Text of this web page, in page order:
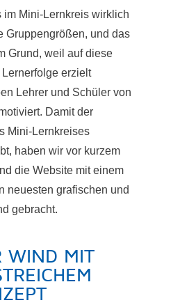
im Mini-Lernkreis wirklich
Gruppengrößen, und das
Grund, weil auf diese
erzielt
Lehrer und Schüler von
Damit der
Mini-Lernkreises
haben wir vor kurzem
die Website mit einem
neuesten grafischen und
gebracht.
WIND MIT